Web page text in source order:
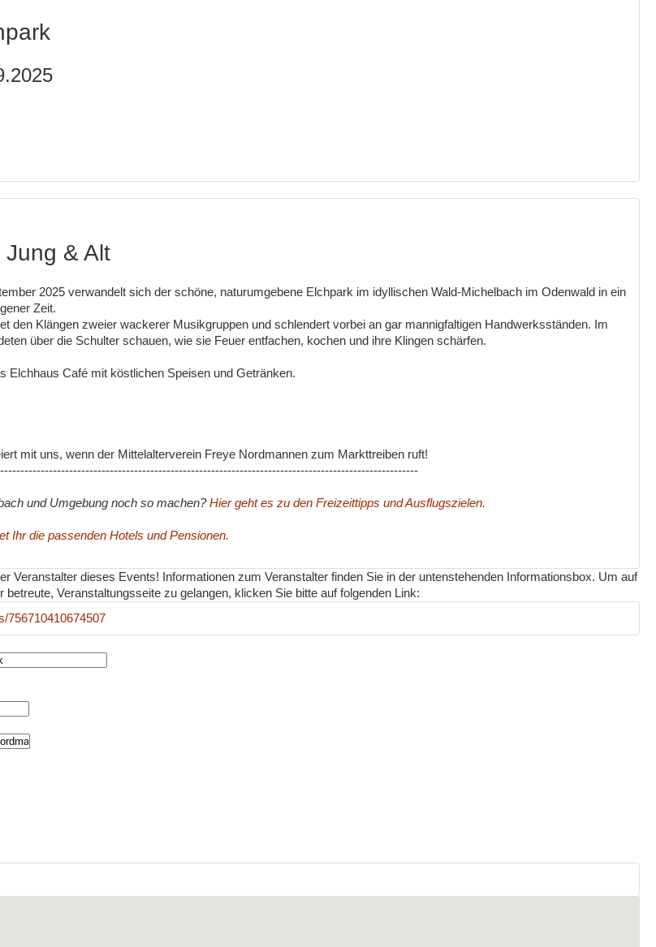
& Alt
2025 verwandelt sich der schöne, naturumgebene Elchpark im idyllischen Wald-Michelbach im Odenwald in ein
Zeit.
den Klängen zweier wackerer Musikgruppen und schlendert vorbei an gar mannigfaltigen Handwerksständen. Im
über die Schulter schauen, wie sie Feuer entfachen, kochen und ihre Klingen schärfen.
Elchhaus Café mit köstlichen Speisen und Getränken.
mit uns, wenn der Mittelalterverein Freye Nordmannen zum Markttreiben ruft!
und Umgebung noch so machen?Hier geht es zu den Freizeittipps und Ausflugszielen.
Ihr die passenden Hotels und Pensionen.
Veranstalter dieses Events! Informationen zum Veranstalter finden Sie in der untenstehenden Informationsbox. Um auf
Veranstaltungsseite zu gelangen, klicken Sie bitte auf folgenden Link:
756710410674507